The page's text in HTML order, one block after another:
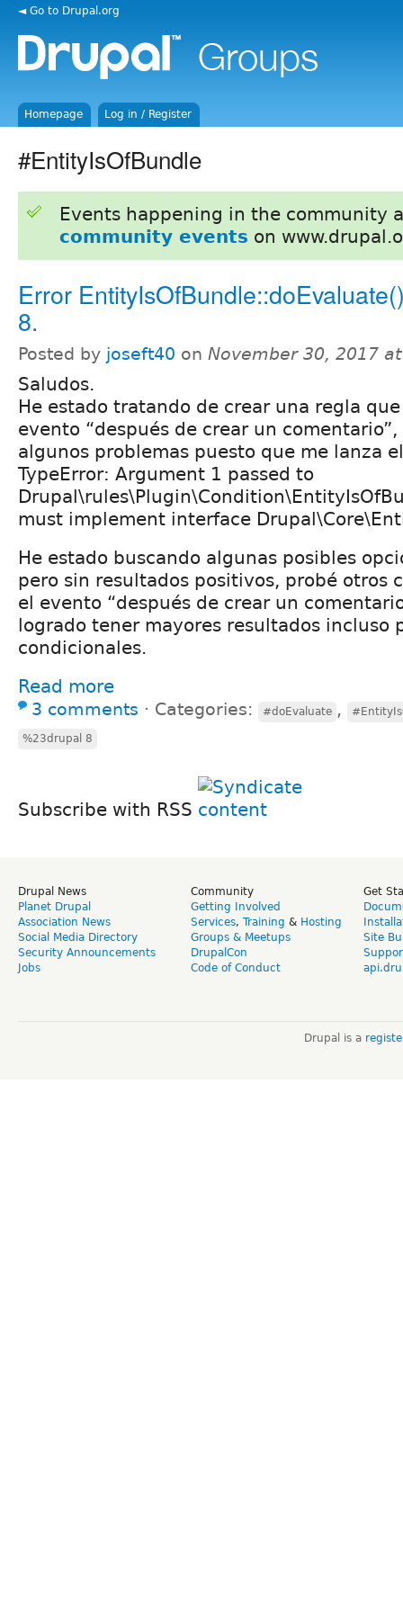
◄ Go to Drupal.org
Homepage Log in / Register
#EntityIsOfBundle
Events happening in the community
community events on
Error
8.
Posted by joseft40 on November 30, 2017
Saludos.
He estado tratando de crear una regla
evento “después de crear un
algunos problemas puesto que me lanza
TypeError: Argument 1 passed to
must implement interface
He estado buscando algunas posibles
pero sin resultados positivos, probé otros
el evento “después de crear un
logrado tener mayores resultados incluso
condicionales.
Read more
3 comments ⋅ Categories: #doEvaluate ,
%23drupal 8
Subscribe with RSS
Drupal News
Planet Drupal
Association News
Social Media Directory
Security Announcements
Jobs
Community
Getting Involved
Services, Training & Hosting
Groups & Meetups
DrupalCon
Code of Conduct
Get
Site
Drupal is a